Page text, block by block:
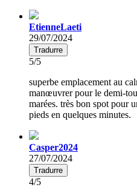
EtienneLaeti
29/07/2024
Tradurre
5/5
superbe emplacement au
manœuvrer pour le demi-
marées. très bon spot pour
pieds en quelques minutes.
Casper2024
27/07/2024
Tradurre
4/5